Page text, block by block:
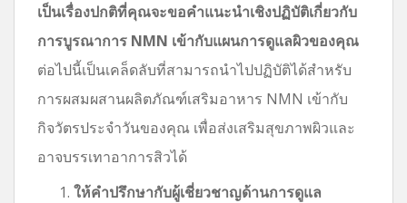
เป็นเรื่องปกติที่คุณจะขอคำแนะนำเชิงปฏิบัติเกี่ยวกับ
การบูรณาการ NMN เข้ากับแผนการดูแลผิวของคุณ
ต่อไปนี้เป็นเคล็ดลับที่สามารถนำไปปฏิบัติได้สำหรับ
การผสมผสานผลิตภัณฑ์เสริมอาหาร NMN เข้ากับ
กิจวัตรประจำวันของคุณ เพื่อส่งเสริมสุขภาพผิวและ
อาจบรรเทาอาการสิวได้
ให้คำปรึกษากับผู้เชี่ยวชาญด้านการดูแล